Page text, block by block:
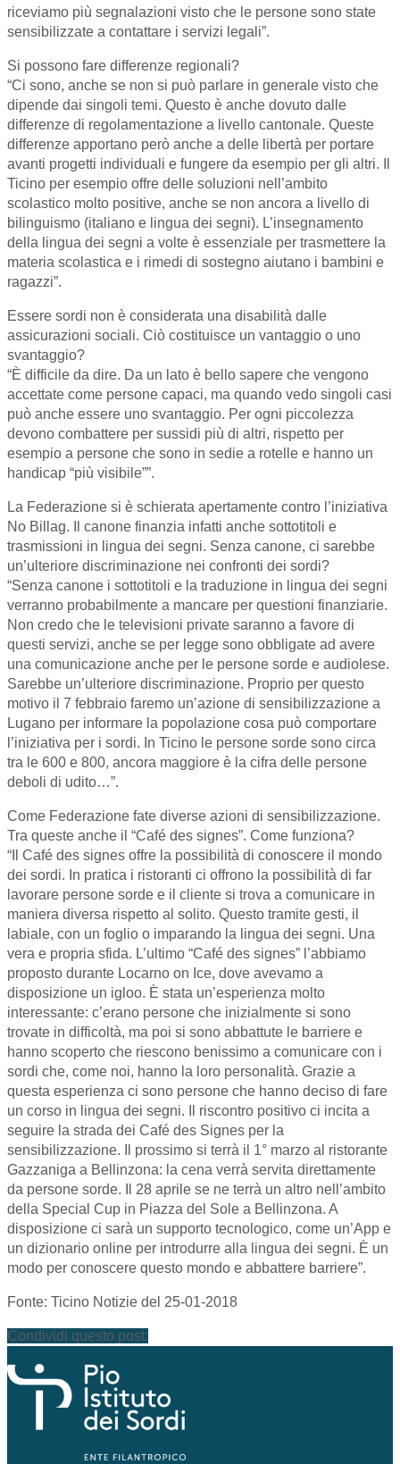
riceviamo più segnalazioni visto che le persone sono state
sensibilizzate a contattare i servizi legali”.
Si possono fare differenze regionali?
“Ci sono, anche se non si può parlare in generale visto che
dipende dai singoli temi. Questo è anche dovuto dalle
differenze di regolamentazione a livello cantonale. Queste
differenze apportano però anche a delle libertà per portare
avanti progetti individuali e fungere da esempio per gli altri. Il
Ticino per esempio offre delle soluzioni nell’ambito
scolastico molto positive, anche se non ancora a livello di
bilinguismo (italiano e lingua dei segni). L’insegnamento
della lingua dei segni a volte è essenziale per trasmettere la
materia scolastica e i rimedi di sostegno aiutano i bambini e
ragazzi”.
Essere sordi non è considerata una disabilità dalle
assicurazioni sociali. Ciò costituisce un vantaggio o uno
svantaggio?
“È difficile da dire. Da un lato è bello sapere che vengono
accettate come persone capaci, ma quando vedo singoli casi
può anche essere uno svantaggio. Per ogni piccolezza
devono combattere per sussidi più di altri, rispetto per
esempio a persone che sono in sedie a rotelle e hanno un
handicap “più visibile””.
La Federazione si è schierata apertamente contro l’iniziativa
No Billag. Il canone finanzia infatti anche sottotitoli e
trasmissioni in lingua dei segni. Senza canone, ci sarebbe
un’ulteriore discriminazione nei confronti dei sordi?
“Senza canone i sottotitoli e la traduzione in lingua dei segni
verranno probabilmente a mancare per questioni finanziarie.
Non credo che le televisioni private saranno a favore di
questi servizi, anche se per legge sono obbligate ad avere
una comunicazione anche per le persone sorde e audiolese.
Sarebbe un’ulteriore discriminazione. Proprio per questo
motivo il 7 febbraio faremo un’azione di sensibilizzazione a
Lugano per informare la popolazione cosa può comportare
l’iniziativa per i sordi. In Ticino le persone sorde sono circa
tra le 600 e 800, ancora maggiore è la cifra delle persone
deboli di udito…”.
Come Federazione fate diverse azioni di sensibilizzazione.
Tra queste anche il “Café des signes”. Come funziona?
“Il Café des signes offre la possibilità di conoscere il mondo
dei sordi. In pratica i ristoranti ci offrono la possibilità di far
lavorare persone sorde e il cliente si trova a comunicare in
maniera diversa rispetto al solito. Questo tramite gesti, il
labiale, con un foglio o imparando la lingua dei segni. Una
vera e propria sfida. L’ultimo “Café des signes” l’abbiamo
proposto durante Locarno on Ice, dove avevamo a
disposizione un igloo. È stata un’esperienza molto
interessante: c’erano persone che inizialmente si sono
trovate in difficoltà, ma poi si sono abbattute le barriere e
hanno scoperto che riescono benissimo a comunicare con i
sordi che, come noi, hanno la loro personalità. Grazie a
questa esperienza ci sono persone che hanno deciso di fare
un corso in lingua dei segni. Il riscontro positivo ci incita a
seguire la strada dei Café des Signes per la
sensibilizzazione. Il prossimo si terrà il 1° marzo al ristorante
Gazzaniga a Bellinzona: la cena verrà servita direttamente
da persone sorde. Il 28 aprile se ne terrà un altro nell’ambito
della Special Cup in Piazza del Sole a Bellinzona. A
disposizione ci sarà un supporto tecnologico, come un’App e
un dizionario online per introdurre alla lingua dei segni. È un
modo per conoscere questo mondo e abbattere barriere”.
Fonte: Ticino Notizie del 25-01-2018
Condividi questo post: